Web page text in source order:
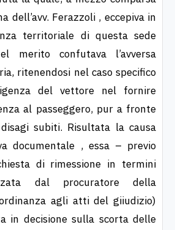
dell’avv. Ferazzoli , eccepiva in
territoriale di questa sede
merito confutava l’avversa
ritenendosi nel caso specifico
del vettore nel fornire
al passeggero, pur a fronte
subiti. Risultata la causa
documentale , essa – previo
di rimessione in termini
dal procuratore della
agli atti del giiudizio)
in decisione sulla scorta delle